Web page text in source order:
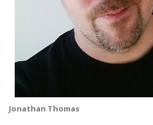
Jonathan Thomas